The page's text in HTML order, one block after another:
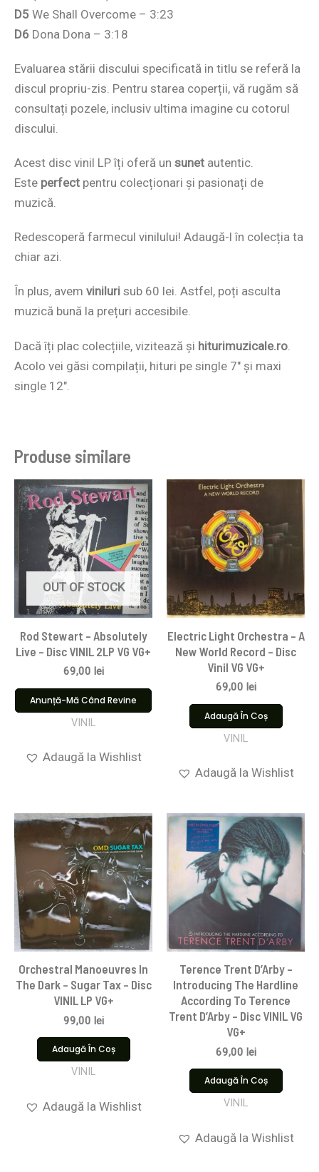
D5 We Shall Overcome – 3:23
D6 Dona Dona – 3:18
Evaluarea stării discului specificată in titlu se referă la
discul propriu-zis. Pentru starea coperții, vă rugăm să
consultați pozele, inclusiv ultima imagine cu cotorul
discului.
Acest disc vinil LP îți oferă un sunet autentic.
Este perfect pentru colecționari și pasionați de
muzică.
Redescoperă farmecul vinilului! Adaugă-l în colecția ta
chiar azi.
În plus, avem viniluri sub 60 lei. Astfel, poți asculta
muzică bună la prețuri accesibile.
Dacă îți plac colecțiile, vizitează și hiturimuzicale.ro
Acolo vei găsi compilații, hituri pe single 7″ și maxi
single 12″.
Produse similare
OUT OF STOCK
Rod Stewart – Absolutely
Live – Disc VINIL 2LP VG VG+
69,00 lei
Anunță-Mă Când Revine
VINIL
Adaugă la Wishlist
Electric Light Orchestra – A
New World Record – Disc
Vinil VG VG+
69,00 lei
Adaugă În Coș
VINIL
Adaugă la Wishlist
Orchestral Manoeuvres In
The Dark – Sugar Tax – Disc
VINIL LP VG+
99,00 lei
Adaugă În Coș
VINIL
Adaugă la Wishlist
Terence Trent D’Arby –
Introducing The Hardline
According To Terence
Trent D’Arby – Disc VINIL VG
VG+
69,00 lei
Adaugă În Coș
VINIL
Adaugă la Wishlist